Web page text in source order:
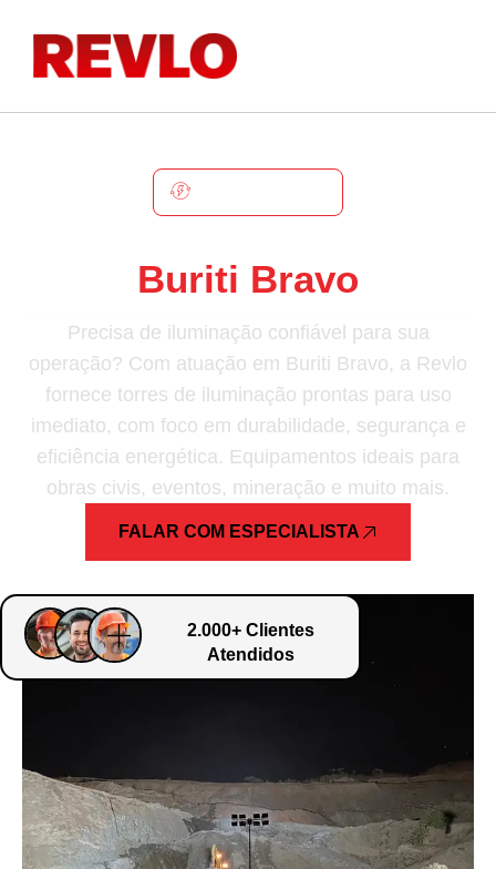
Buriti Bravo
Precisa de iluminação confiável para sua
operação? Com atuação em Buriti Bravo, a Revlo
fornece torres de iluminação prontas para uso
imediato, com foco em durabilidade, segurança e
eficiência energética. Equipamentos ideais para
obras civis, eventos, mineração e muito mais.
FALAR COM ESPECIALISTA
2.000+ Clientes
Atendidos